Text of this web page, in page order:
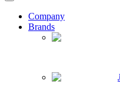
Company
Brands